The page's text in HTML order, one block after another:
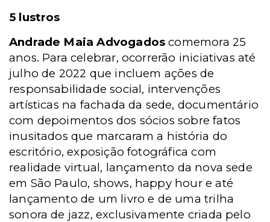
5 lustros
Andrade Maia Advogados comemora 25
anos. Para celebrar, ocorrerão iniciativas até
julho de 2022 que incluem ações de
responsabilidade social, intervenções
artísticas na fachada da sede, documentário
com depoimentos dos sócios sobre fatos
inusitados que marcaram a história do
escritório, exposição fotográfica com
realidade virtual, lançamento da nova sede
em São Paulo, shows, happy hour e até
lançamento de um livro e de uma trilha
sonora de jazz, exclusivamente criada pelo